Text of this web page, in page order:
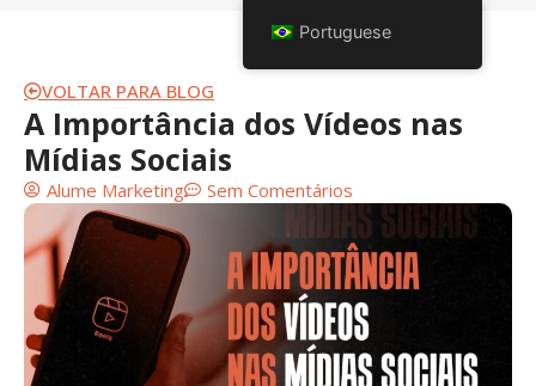
VOLTAR PARA BLOG
A Importância dos Vídeos nas
Mídias Sociais
Alume Marketing Sem Comentários
Portuguese